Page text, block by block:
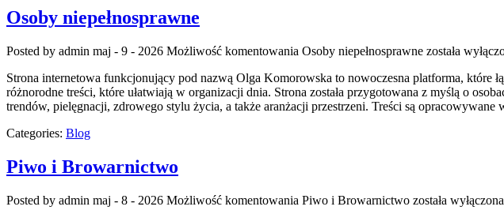
Osoby niepełnosprawne
Posted by admin maj - 9 - 2026 Możliwość komentowania Osoby niepełnosprawne została
Strona internetowa funkcjonujący pod nazwą Olga Komorowska to nowoczesna platforma, które
różnorodne treści, które ułatwiają w organizacji dnia. Strona została przygotowana z myślą o
trendów, pielęgnacji, zdrowego stylu życia, a także aranżacji przestrzeni. Treści są
Categories: Blog
Piwo i Browarnictwo
Posted by admin maj - 8 - 2026 Możliwość komentowania Piwo i Browarnictwo została wyłączona